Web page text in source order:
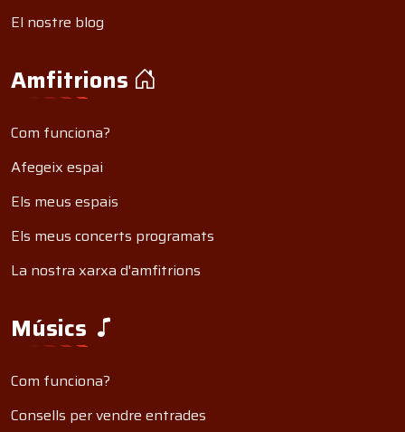
El nostre blog
Amfitrions
Com funciona?
Afegeix espai
Els meus espais
Els meus concerts programats
La nostra xarxa d'amfitrions
Músics
Com funciona?
Consells per vendre entrades